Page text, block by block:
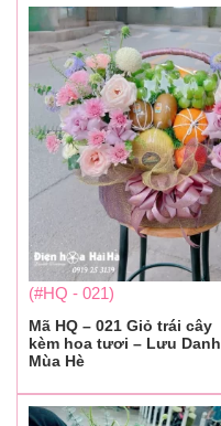
(#HQ - 021)
Mã HQ – 021 Giỏ trái cây
kèm hoa tươi – Lưu Danh
Mùa Hè